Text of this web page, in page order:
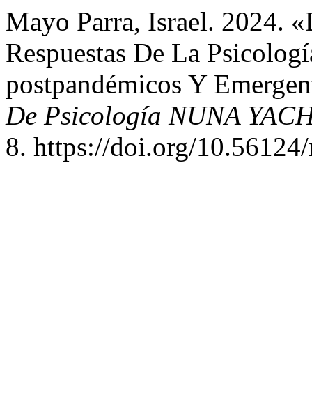
Mayo Parra, Israel. 2024.
Respuestas De La
postpandémicos Y
De Psicología NUNA
8. https://doi.org/